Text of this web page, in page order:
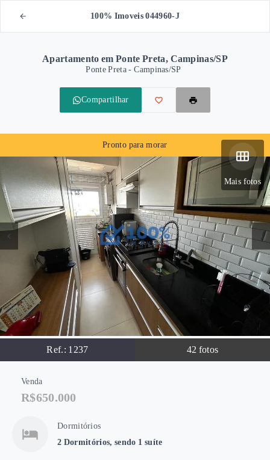
100% Imoveis 044960-J
Apartamento em Ponte Preta, Campinas/SP
Ponte Preta - Campinas/SP
Compartilhar
Mais fotos
Ref.: 1237 42 fotos
Pronto para morar
Venda
R$650.000
Dormitórios
2 Dormitórios, sendo 1 suíte